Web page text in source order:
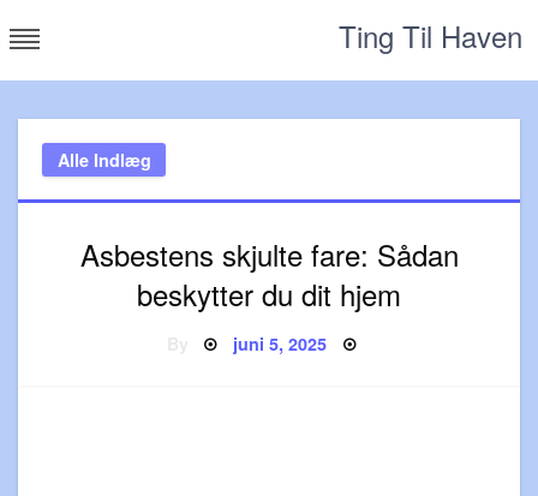
to
Ting Til Haven
Alle Indlæg
Asbestens skjulte fare: Sådan
beskytter du dit hjem
Posted
on
juni 5, 2025